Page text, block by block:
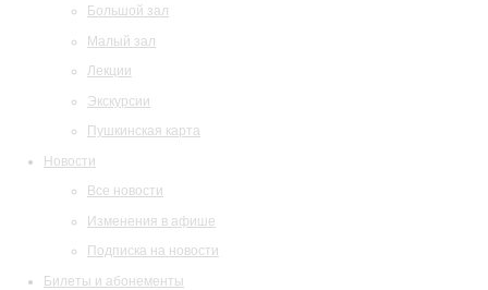
Большой зал
Малый зал
Лекции
Экскурсии
Пушкинская карта
Новости
Все новости
Изменения в афише
Подписка на новости
Билеты и абонементы